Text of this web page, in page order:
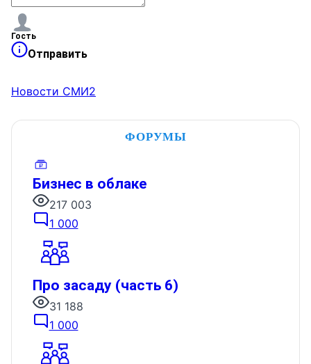
Гость
Отправить
Новости СМИ2
ФОРУМЫ
Бизнес в облаке
217 003
1 000
Про засаду (часть 6)
31 188
1 000